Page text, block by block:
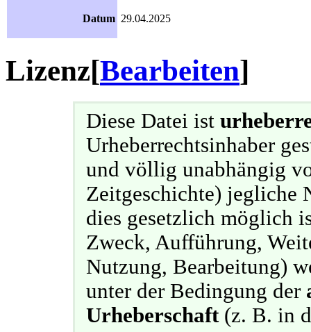
Datum 29.04.2025
Lizenz[Bearbeiten]
Diese Datei ist
Urheberrechtsinhaber
und völlig unabhängig
Zeitgeschichte) jegliche
dies gesetzlich möglich
Zweck, Aufführung,
Nutzung, Bearbeitung)
unter der Bedingung der
Urheberschaft(z. B. in